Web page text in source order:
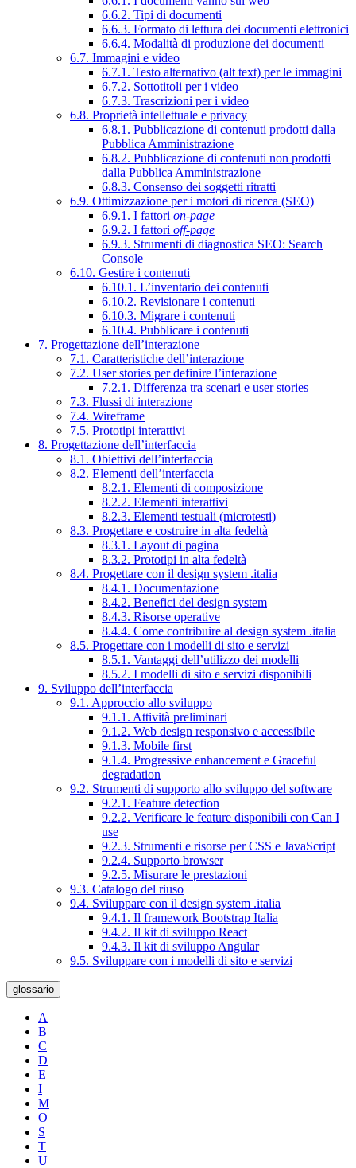
6.6.2. Tipi di documenti
6.6.3. Formato di lettura dei documenti elettronici
6.6.4. Modalità di produzione dei documenti
6.7. Immagini e video
6.7.1. Testo alternativo (alt text) per le immagini
6.7.2. Sottotitoli per i video
6.7.3. Trascrizioni per i video
6.8. Proprietà intellettuale e privacy
6.8.1. Pubblicazione di contenuti prodotti dalla
Pubblica Amministrazione
6.8.2. Pubblicazione di contenuti non prodotti
dalla Pubblica Amministrazione
6.8.3. Consenso dei soggetti ritratti
6.9. Ottimizzazione per i motori di ricerca (SEO)
6.9.1. I fattori on-page
6.9.2. I fattori off-page
6.9.3. Strumenti di diagnostica SEO: Search
Console
6.10. Gestire i contenuti
6.10.1. L’inventario dei contenuti
6.10.2. Revisionare i contenuti
6.10.3. Migrare i contenuti
6.10.4. Pubblicare i contenuti
7. Progettazione dell’interazione
7.1. Caratteristiche dell’interazione
7.2. User stories per definire l’interazione
7.2.1. Differenza tra scenari e user stories
7.3. Flussi di interazione
7.4. Wireframe
7.5. Prototipi interattivi
8. Progettazione dell’interfaccia
8.1. Obiettivi dell’interfaccia
8.2. Elementi dell’interfaccia
8.2.1. Elementi di composizione
8.2.2. Elementi interattivi
8.2.3. Elementi testuali (microtesti)
8.3. Progettare e costruire in alta fedeltà
8.3.1. Layout di pagina
8.3.2. Prototipi in alta fedeltà
8.4. Progettare con il design system .italia
8.4.1. Documentazione
8.4.2. Benefici del design system
8.4.3. Risorse operative
8.4.4. Come contribuire al design system .italia
8.5. Progettare con i modelli di sito e servizi
8.5.1. Vantaggi dell’utilizzo dei modelli
8.5.2. I modelli di sito e servizi disponibili
9. Sviluppo dell’interfaccia
9.1. Approccio allo sviluppo
9.1.1. Attività preliminari
9.1.2. Web design responsivo e accessibile
9.1.3. Mobile first
9.1.4. Progressive enhancement e Graceful
degradation
9.2. Strumenti di supporto allo sviluppo del software
9.2.1. Feature detection
9.2.2. Verificare le feature disponibili con Can I
use
9.2.3. Strumenti e risorse per CSS e JavaScript
9.2.4. Supporto browser
9.2.5. Misurare le prestazioni
9.3. Catalogo del riuso
9.4. Sviluppare con il design system .italia
9.4.1. Il framework Bootstrap Italia
9.4.2. Il kit di sviluppo React
9.4.3. Il kit di sviluppo Angular
9.5. Sviluppare con i modelli di sito e servizi
glossario
A
B
C
D
E
I
M
O
S
T
U